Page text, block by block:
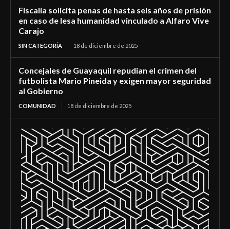
Fiscalía solicita penas de hasta seis años de prisión
en caso de lesa humanidad vinculado a Alfaro Vive
Carajo
SIN CATEGORÍA 18 de diciembre de 2025
Concejales de Guayaquil repudian el crimen del
futbolista Mario Pineida y exigen mayor seguridad
al Gobierno
COMUNIDAD 18 de diciembre de 2025